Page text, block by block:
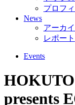
プロフ
News
アーカ
レポート
Events
presents